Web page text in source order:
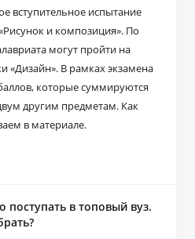
вступительное испытание
и композиция». По
могут пройти на
«Дизайн». В рамках экзамена
которые суммируются
другим предметам. Как
в материале.
поступать в топовый вуз.